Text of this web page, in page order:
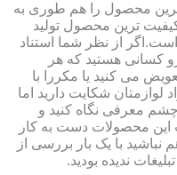
محصول را هم طوری به
ترین محصول تولید
از نظر شما استناد
کسانی هستید که هر
می کنید یا مکررا با
لوازمتان شکایت دارید اما
چشم معرفی نگاه کنید و
این محصولات دست به کار
با یک بار بررسی از
ندیده بودید.